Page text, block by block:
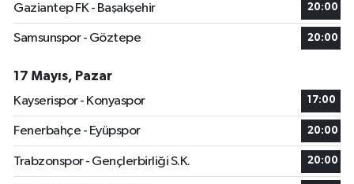
Gaziantep FK - Başakşehir 20:00
Samsunspor - Göztepe 20:00
17 Mayıs, Pazar
Kayserispor - Konyaspor
17:00
Fenerbahçe - Eyüpspor 20:00
Trabzonspor - Gençlerbirliği S.K. 20:00